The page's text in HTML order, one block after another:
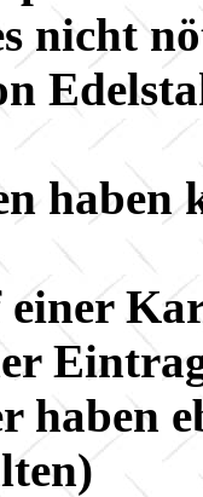
nicht
haben
haben